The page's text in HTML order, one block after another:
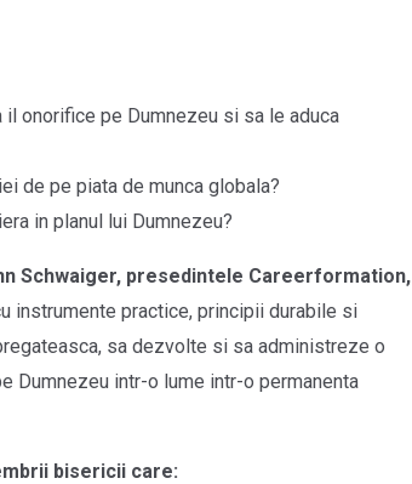
onorifice pe Dumnezeu si sa le aduca
de pe piata de munca globala?
in planul lui Dumnezeu?
Schwaiger, presedintele Careerformation,
instrumente practice, principii durabile si
sa dezvolte si sa administreze o
Dumnezeu intr-o lume intr-o permanenta
bisericii care: